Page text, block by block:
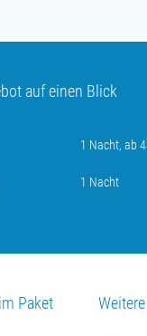
auf einen Blick
1 Nacht, ab
1 Nacht
Paket